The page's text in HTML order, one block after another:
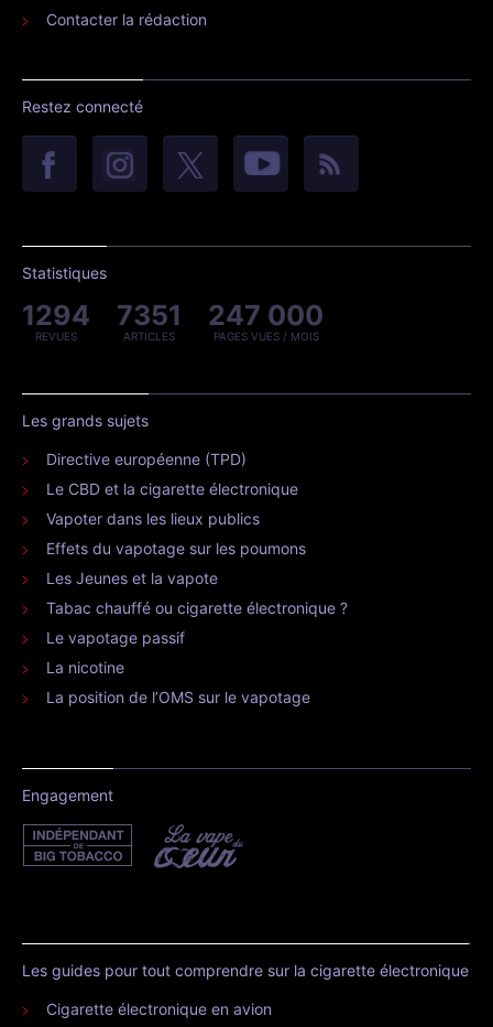
Contacter la rédaction
Restez connecté
Statistiques
1294
REVUES
7351
ARTICLES
247 000
PAGES VUES / MOIS
Les grands sujets
Directive européenne (TPD)
Le CBD et la cigarette électronique
Vapoter dans les lieux publics
Effets du vapotage sur les poumons
Les Jeunes et la vapote
Tabac chauffé ou cigarette électronique ?
Le vapotage passif
La nicotine
La position de l’OMS sur le vapotage
Engagement
Les guides pour tout comprendre sur la cigarette électronique
Cigarette électronique en avion